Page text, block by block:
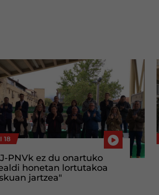
18
PNVk ez du onartuko
honetan lortutakoa
jartzea"